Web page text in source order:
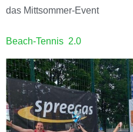
das Mittsommer-Event
Beach-Tennis 2.0